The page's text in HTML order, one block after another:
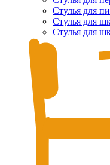
Стулья для
Стулья для
Стулья для